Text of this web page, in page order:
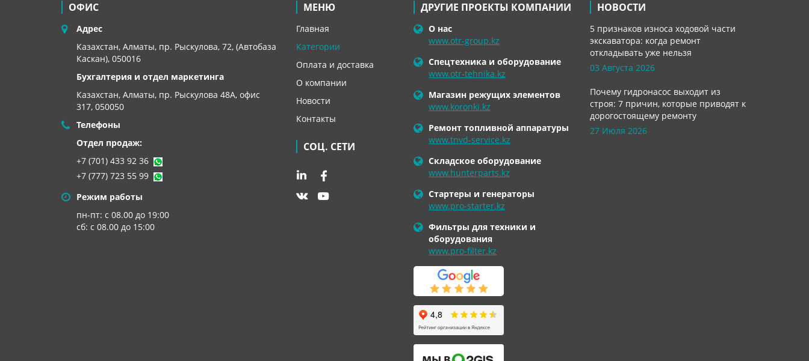
ОФИС
Адрес
Казахстан, Алматы, пр. Рыскулова, 72, (Автобаза
Каскан), 050016
Бухгалтерия и отдел маркетинга
Казахстан, Алматы, пр. Рыскулова 48А, офис
317, 050050
Телефоны
Отдел продаж:
+7 (701) 433 92 36
+7 (777) 723 55 99
Режим работы
пн-пт: с 08.00 до 19:00
сб: с 08.00 до 15:00
МЕНЮ
Главная
Категории
Оплата и доставка
О компании
Новости
Контакты
СОЦ. СЕТИ
ДРУГИЕ ПРОЕКТЫ КОМПАНИИ
О нас
www.otr-group.kz
Спецтехника и оборудование
www.otr-tehnika.kz
Магазин режущих элементов
www.koronki.kz
Ремонт топливной аппаратуры
www.tnvd-service.kz
Складское оборудование
www.hunterparts.kz
Стартеры и генераторы
www.pro-starter.kz
Фильтры для техники и
оборудования
www.pro-filter.kz
НОВОСТИ
5 признаков износа ходовой части
экскаватора: когда ремонт
откладывать уже нельзя
03 Августа 2026
Почему гидронасос выходит из
строя: 7 причин, которые приводят к
дорогостоящему ремонту
27 Июля 2026